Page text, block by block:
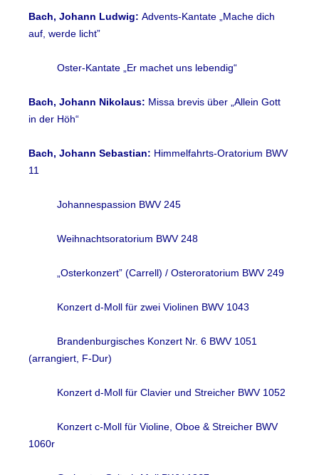
Bach, Johann Ludwig: Advents-Kantate „Mache dich
auf, werde licht”
Oster-Kantate „Er machet uns lebendig“
Bach, Johann Nikolaus: Missa brevis über „Allein Gott
in der Höh“
Bach, Johann Sebastian: Himmelfahrts-Oratorium BWV
11
Johannespassion BWV 245
Weihnachtsoratorium BWV 248
„Osterkonzert” (Carrell) / Osteroratorium BWV 249
Konzert d-Moll für zwei Violinen BWV 1043
Brandenburgisches Konzert Nr. 6 BWV 1051
(arrangiert, F-Dur)
Konzert d-Moll für Clavier und Streicher BWV 1052
Konzert c-Moll für Violine, Oboe & Streicher BWV
1060r